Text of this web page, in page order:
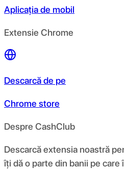
Aplicația de mobil
Extensie Chrome
Descarcă de pe
Chrome store
Despre CashClub
Descarcă extensia noastră
îți dă o parte din banii pe